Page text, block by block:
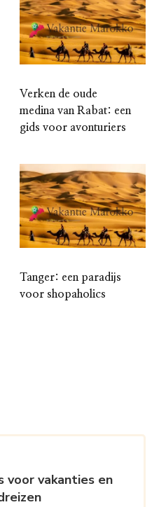
Verken de oude
medina van Rabat: een
gids voor avonturiers
Tanger: een paradijs
voor shopaholics
voor vakanties en